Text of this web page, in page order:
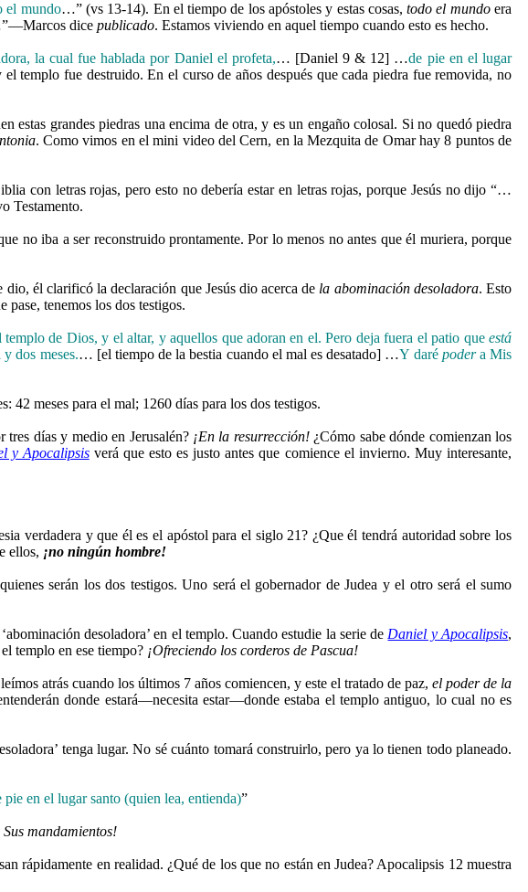
el mundo…” (vs 13-14). En el tiempo de los apóstoles y estas cosas,todo el mundoera
dicepublicado. Estamos viviendo en aquel tiempo cuando esto es hecho.
la cual fue hablada por Daniel el profeta,… [Daniel 9 & 12] …de pie en el lugar
fue destruido. En el curso de años después que cada piedra fue removida, no
grandes piedras una encima de otra, y es un engaño colosal. Si no quedó piedra
. Como vimos en el mini video del Cern, en la Mezquita de Omar hay 8 puntos de
con letras rojas, pero esto no debería estar en letras rojas, porque Jesús no dijo “…
Testamento.
no iba a ser reconstruido prontamente. Por lo menos no antes que él muriera, porque
él clarificó la declaración que Jesús dio acerca de la abominación desoladora. Esto
pase, tenemos los dos testigos.
de Dios, y el altar, y aquellos que adoran en el. Pero deja fuera el patio queestá
dos meses.… [el tiempo de la bestia cuando el mal es desatado] …Y daré podera Mis
42 meses para el mal; 1260 días para los dos testigos.
tres días y medio en Jerusalén? ¡En la resurrección!¿Cómo sabe dónde comienzan los
y Apocalipsis verá que esto es justo antes que comience el invierno. Muy interesante,
verdadera y que él es el apóstol para el siglo 21? ¿Que él tendrá autoridad sobre los
ellos, ¡no ningún hombre!
serán los dos testigos. Uno será el gobernador de Judea y el otro será el sumo
desoladora’ en el templo. Cuando estudie la serie de Daniel y Apocalipsis,
templo en ese tiempo? ¡Ofreciendo los corderos de Pascua!
atrás cuando los últimos 7 años comiencen, y este el tratado de paz, el poder de la
donde estará—necesita estar—donde estaba el templo antiguo, lo cual no es
tenga lugar. No sé cuánto tomará construirlo, pero ya lo tienen todo planeado.
en el lugar santo (quien lea, entienda)”
mandamientos!
rápidamente en realidad. ¿Qué de los que no están en Judea? Apocalipsis 12 muestra